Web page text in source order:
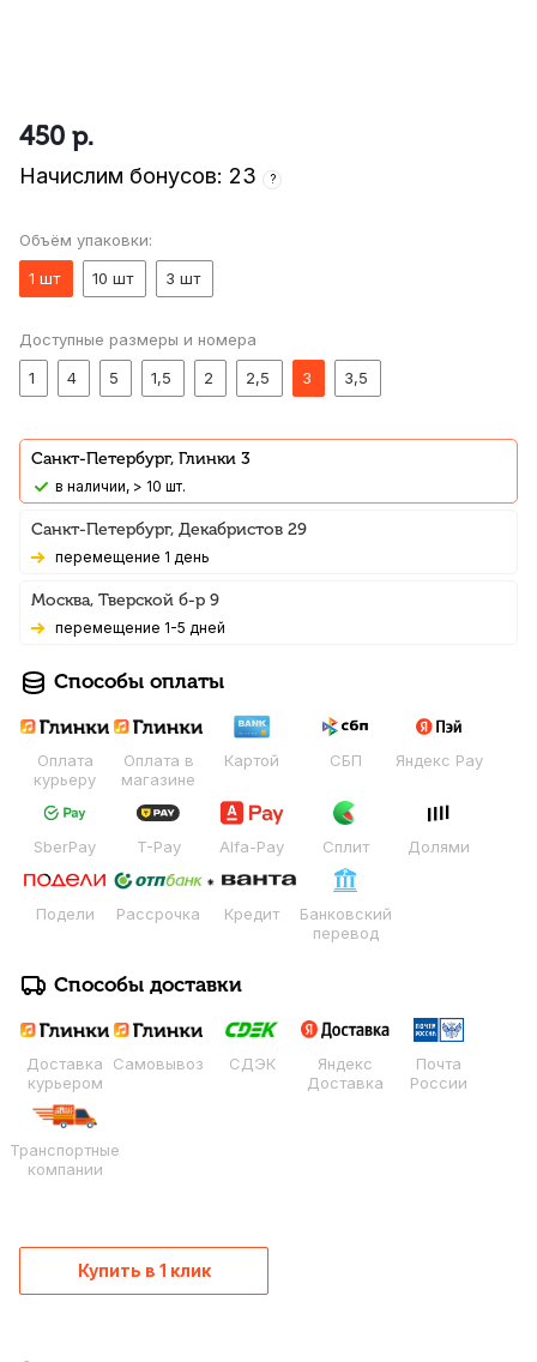
450 р.
Начислим бонусов: 23 ?
Объём упаковки:
1 шт
10 шт 3 шт
Доступные размеры и номера
1
4 5 1,5 2 2,5 3 3,5
Санкт-Петербург, Глинки 3
В наличии, > 10 шт.
Санкт-Петербург, Декабристов 29
Перемещение 1 день
Москва, Тверской б-р 9
Перемещение 1-5 дней
Способы оплаты
Оплата
курьеру
Оплата в
магазине
Картой СБП Яндекс Pay
SberPay T-Pay Alfa-Pay Сплит Долями
Подели Рассрочка Кредит
Банковский
перевод
Способы доставки
Доставка
курьером
Самовывоз СДЭК
Яндекс
Доставка
Почта
России
Транспортные
компании
Купить в 1 клик